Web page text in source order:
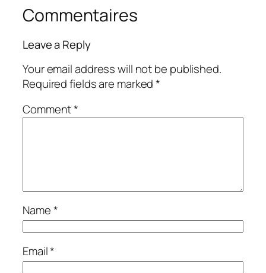
Commentaires
Leave a Reply
Your email address will not be published.
Required fields are marked*
Comment*
Name*
Email*